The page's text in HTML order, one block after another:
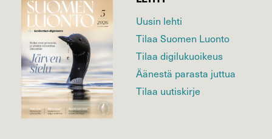
Uusin lehti
Tilaa Suomen Luonto
Tilaa digilukuoikeus
Äänestä parasta juttua
Tilaa uutiskirje